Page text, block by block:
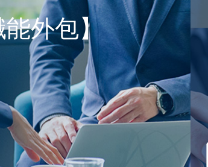
能外包】